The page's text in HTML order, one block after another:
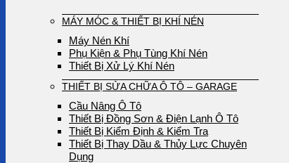
MÁY MÓC & THIẾT BỊ KHÍ NÉN
Máy Nén Khí
Phụ Kiện & Phụ Tùng Khí Nén
Thiết Bị Xử Lý Khí Nén
THIẾT BỊ SỬA CHỮA Ô TÔ – GARAGE
Cầu Nâng Ô Tô
Thiết Bị Đồng Sơn & Điện Lạnh Ô Tô
Thiết Bị Kiểm Định & Kiểm Tra
Thiết Bị Thay Dầu & Thủy Lực Chuyên
Dụng